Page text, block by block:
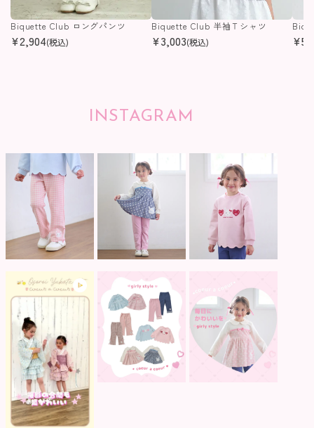
Biquette Club ロングパンツ
¥2,904(税込)
Biquette Club 半袖Ｔシャツ
¥3,003(税込) ¥
INSTAGRAM